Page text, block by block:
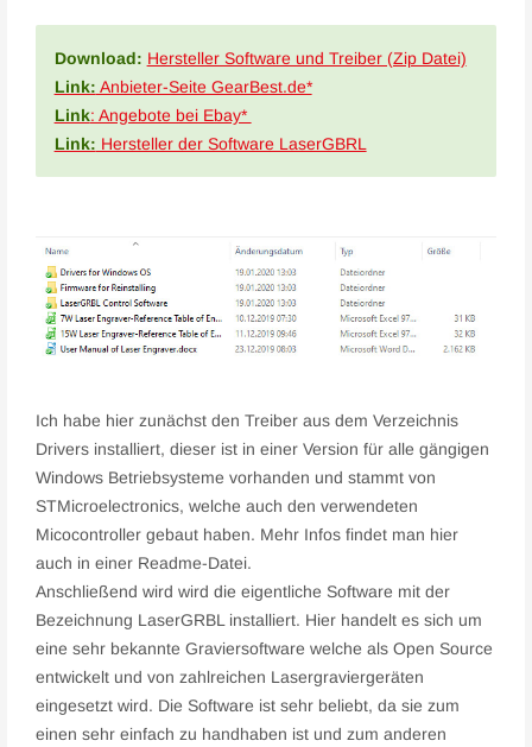
Download: Hersteller Software und Treiber (Zip Datei)
Link: Anbieter-Seite GearBest.de*
Link: Angebote bei Ebay*
Link: Hersteller der Software LaserGBRL
Ich habe hier zunächst den Treiber aus dem Verzeichnis
Drivers installiert, dieser ist in einer Version für alle gängigen
Windows Betriebsysteme vorhanden und stammt von
STMicroelectronics, welche auch den verwendeten
Micocontroller gebaut haben. Mehr Infos findet man hier
auch in einer Readme-Datei.
Anschließend wird wird die eigentliche Software mit der
Bezeichnung LaserGRBL installiert. Hier handelt es sich um
eine sehr bekannte Graviersoftware welche als Open Source
entwickelt und von zahlreichen Lasergraviergeräten
eingesetzt wird. Die Software ist sehr beliebt, da sie zum
einen sehr einfach zu handhaben ist und zum anderen